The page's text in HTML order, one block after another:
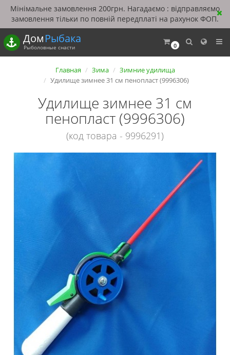
Мінімальне замовлення 200грн. Нагадаємо : відправляємо
замовлення тільки по повній передплаті на рахунок ФОП.
0
ДомРыбака
Рыболовные снасти
Главная Зима
Зимние удилища
Удилище зимнее 31 см пенопласт (9996306)
Удилище зимнее 31 см
пенопласт (9996306)
(код товара - 9996291)